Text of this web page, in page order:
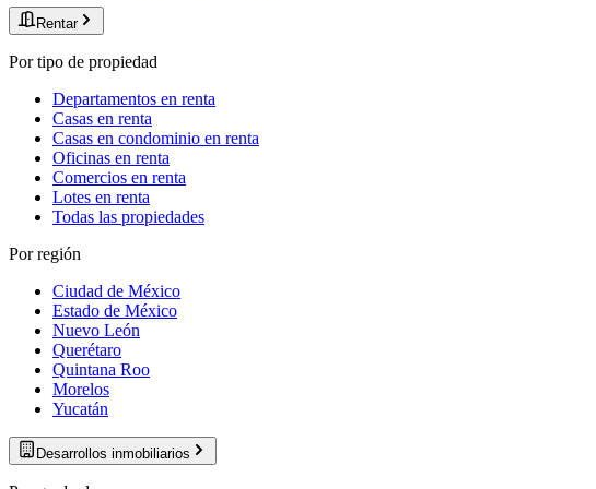
Rentar
Por tipo de propiedad
Departamentos en renta
Casas en renta
Casas en condominio en renta
Oficinas en renta
Comercios en renta
Lotes en renta
Todas las propiedades
Por región
Ciudad de México
Estado de México
Nuevo León
Querétaro
Quintana Roo
Morelos
Yucatán
Desarrollos inmobiliarios